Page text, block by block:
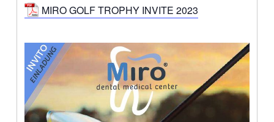
MIRO GOLF TROPHY INVITE 2023